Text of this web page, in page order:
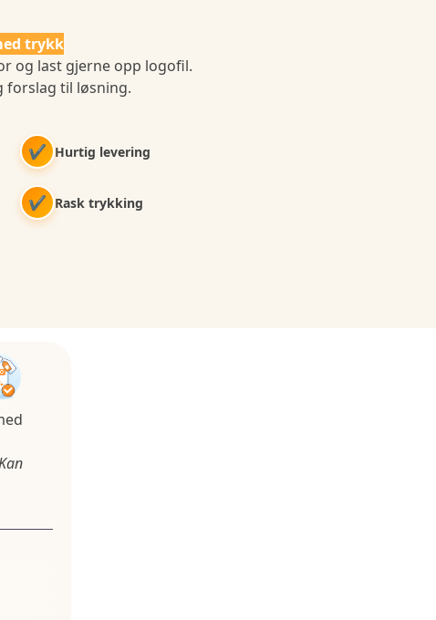
trykk
og last gjerne opp logofil.
forslag til løsning.
✔ Hurtig levering
✔ Rask trykking